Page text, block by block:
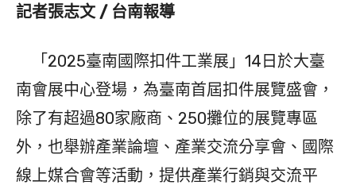
記者張志文 / 台南報導
「2025臺南國際扣件工業展」14日於大臺
南會展中心登場，為臺南首屆扣件展覽盛會，
除了有超過80家廠商、250攤位的展覽專區
外，也舉辦產業論壇、產業交流分享會、國際
線上媒合會等活動，提供產業行銷與交流平